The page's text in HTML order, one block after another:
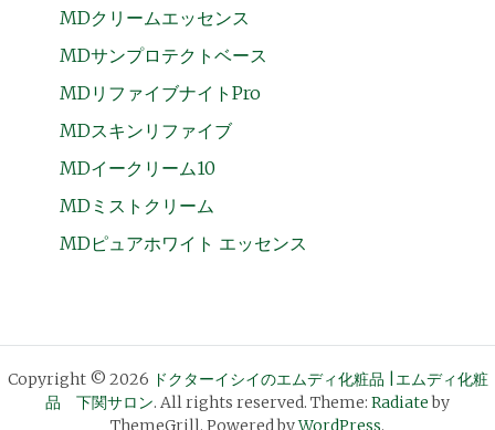
MDクリームエッセンス
MDサンプロテクトベース
MDリファイブナイトPro
MDスキンリファイブ
MDイークリーム10
MDミストクリーム
MDピュアホワイト エッセンス
Copyright © 2026 ドクターイシイのエムディ化粧品 |エムディ化粧
品 下関サロン. All rights reserved. Theme: Radiateby
ThemeGrill. Powered byWordPress.